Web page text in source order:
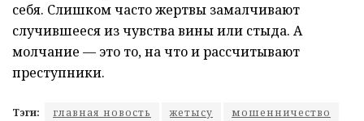
себя. Слишком часто жертвы замалчивают
случившееся из чувства вины или стыда. А
молчание — это то, на что и рассчитывают
преступники.
Тэги: главная новость жетысу
мошенничество